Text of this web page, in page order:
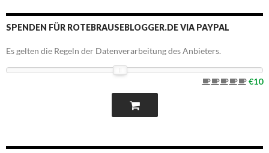
SPENDEN FÜR ROTEBRAUSEBLOGGER.DE VIA PAYPAL
Es gelten die Regeln der Datenverarbeitung des Anbieters.
€10